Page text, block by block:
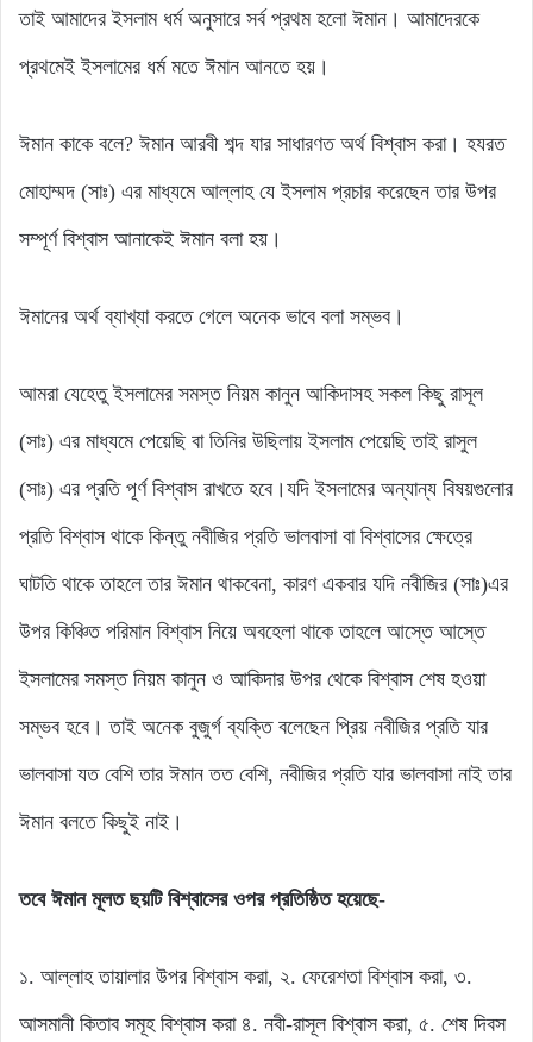
তাই আমাদের ইসলাম ধর্ম অনুসারে সর্ব প্রথম হলো ঈমান। আমাদেরকে
প্রথমেই ইসলামের ধর্ম মতে ঈমান আনতে হয়।
ঈমান কাকে বলে? ঈমান আরবী শব্দ যার সাধারণত অর্থ বিশ্বাস করা। হযরত
মোহাম্মদ (সাঃ) এর মাধ্যমে আল্লাহ যে ইসলাম প্রচার করেছেন তার উপর
সম্পূর্ণ বিশ্বাস আনাকেই ঈমান বলা হয়।
ঈমানের অর্থ ব্যাখ্যা করতে গেলে অনেক ভাবে বলা সম্ভব।
আমরা যেহেতু ইসলামের সমস্ত নিয়ম কানুন আকিদাসহ সকল কিছু রাসূল
(সাঃ) এর মাধ্যমে পেয়েছি বা তিনির উছিলায় ইসলাম পেয়েছি তাই রাসুল
(সাঃ) এর প্রতি পূর্ণ বিশ্বাস রাখতে হবে।যদি ইসলামের অন্যান্য বিষয়গুলোর
প্রতি বিশ্বাস থাকে কিন্তু নবীজির প্রতি ভালবাসা বা বিশ্বাসের ক্ষেত্রে
ঘাটতি থাকে তাহলে তার ঈমান থাকবেনা, কারণ একবার যদি নবীজির (সাঃ)এর
উপর কিঞ্চিত পরিমান বিশ্বাস নিয়ে অবহেলা থাকে তাহলে আস্তে আস্তে
ইসলামের সমস্ত নিয়ম কানুন ও আকিদার উপর থেকে বিশ্বাস শেষ হওয়া
সম্ভব হবে। তাই অনেক বুজুর্গ ব্যক্তি বলেছেন প্রিয় নবীজির প্রতি যার
ভালবাসা যত বেশি তার ঈমান তত বেশি, নবীজির প্রতি যার ভালবাসা নাই তার
ঈমান বলতে কিছুই নাই।
তবে ঈমান মূলত ছয়টি বিশ্বাসের ওপর প্রতিষ্ঠিত হয়েছে-
১. আল্লাহ তায়ালার উপর বিশ্বাস করা, ২. ফেরেশতা বিশ্বাস করা, ৩.
আসমানী কিতাব সমূহ বিশ্বাস করা ৪. নবী-রাসূল বিশ্বাস করা, ৫. শেষ দিবস